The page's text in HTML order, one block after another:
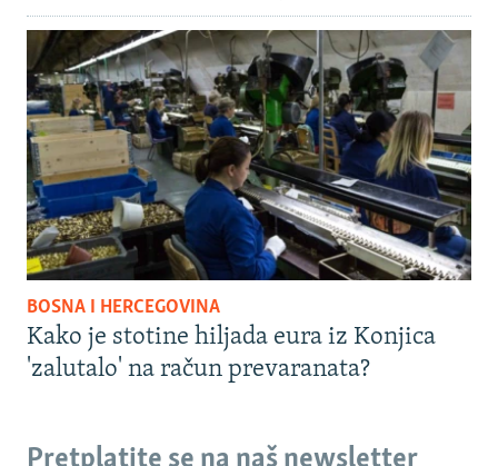
BOSNA I HERCEGOVINA
Kako je stotine hiljada eura iz Konjica
'zalutalo' na račun prevaranata?
Pretplatite se na naš newsletter